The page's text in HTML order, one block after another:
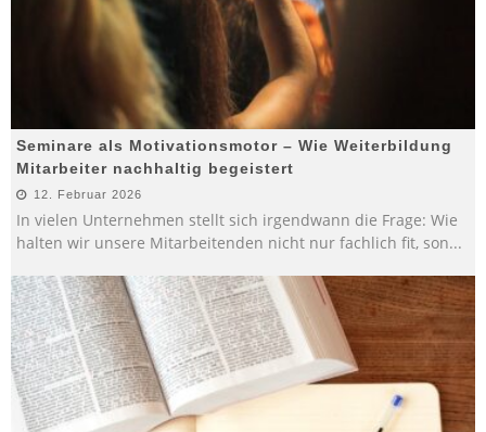
Seminare als Motivationsmotor – Wie Weiterbildung
Mitarbeiter nachhaltig begeistert
12. Februar 2026
In vielen Unternehmen stellt sich irgendwann die Frage: Wie
halten wir unsere Mitarbeitenden nicht nur fachlich fit, son...